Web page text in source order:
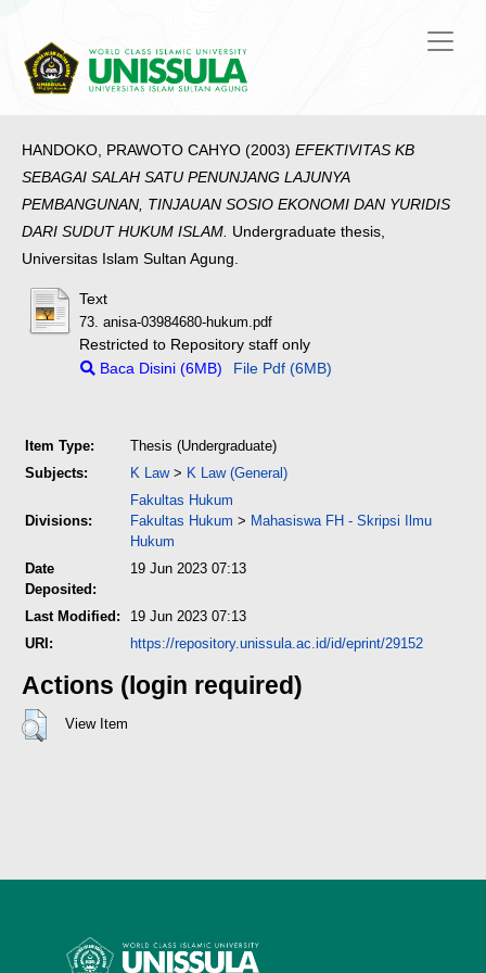
HANDOKO, PRAWOTO CAHYO (2003) EFEKTIVITAS KB
SEBAGAI SALAH SATU PENUNJANG LAJUNYA
PEMBANGUNAN, TINJAUAN SOSIO EKONOMI DAN YURIDIS
DARI SUDUT HUKUM ISLAM. Undergraduate thesis,
Universitas Islam Sultan Agung.
Text
73. anisa-03984680-hukum.pdf
Restricted to Repository staff only
Baca Disini (6MB)
File Pdf (6MB)
Item Type:
Thesis (Undergraduate)
Subjects:
K Law> K Law (General)
Divisions:
Fakultas Hukum
Fakultas Hukum > Mahasiswa FH - Skripsi Ilmu
Hukum
Date
Deposited:
19 Jun 2023 07:13
Last Modified:
19 Jun 2023 07:13
URI:
https://repository.unissula.ac.id/id/eprint/29152
Actions (login required)
View Item